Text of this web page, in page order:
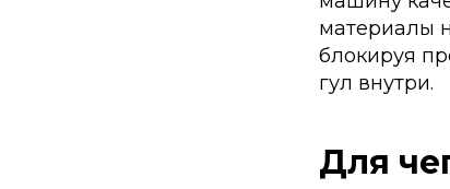
материалы
блокируя
гул внутри.
Для